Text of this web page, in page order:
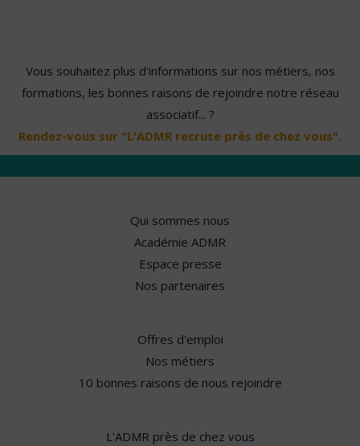
Vous souhaitez plus d'informations sur nos métiers, nos
formations, les bonnes raisons de rejoindre notre réseau
associatif... ?
Rendez-vous sur "L'ADMR recrute près de chez vous".
Qui sommes nous
Académie ADMR
Espace presse
Nos partenaires
Offres d'emploi
Nos métiers
10 bonnes raisons de nous rejoindre
L'ADMR près de chez vous